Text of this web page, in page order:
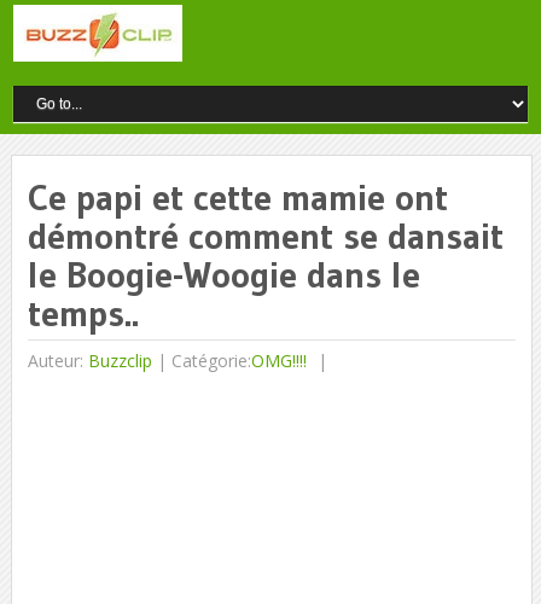
Ce papi et cette mamie ont
démontré comment se dansait
le Boogie-Woogie dans le
temps..
Auteur: Buzzclip | Catégorie:OMG!!!!